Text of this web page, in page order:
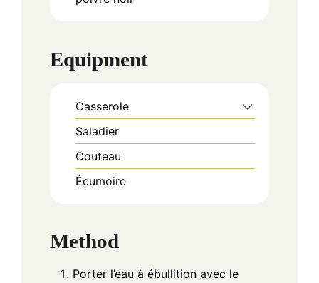
Equipment
Casserole
Saladier
Couteau
Écumoire
Method
Porter l’eau à ébullition avec le